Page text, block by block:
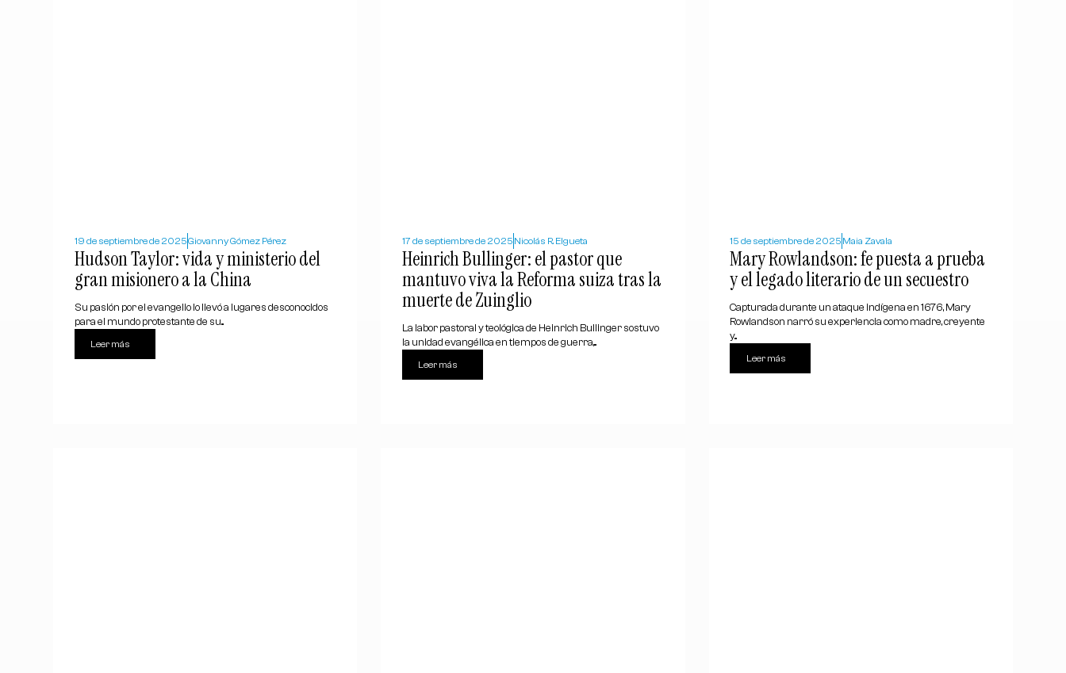
19 de septiembre de 2025Giovanny Gómez Pérez
Hudson Taylor: vida y ministerio del
gran misionero a la China
Su pasión por el evangelio lo llevó a lugares desconocidos
para el mundo protestante de su...
Leer más
17 de septiembre de 2025 Nicolás R. Elgueta
Heinrich Bullinger: el pastor que
mantuvo viva la Reforma suiza tras la
muerte de Zuinglio
La labor pastoral y teológica de Heinrich Bullinger sostuvo
la unidad evangélica en tiempos de guerra,...
Leer más
15 de septiembre de 2025 Maia Zavala
Mary Rowlandson: fe puesta a prueba
y el legado literario de un secuestro
Capturada durante un ataque indígena en 1676, Mary
Rowlandson narró su experiencia como madre, creyente
y...
Leer más